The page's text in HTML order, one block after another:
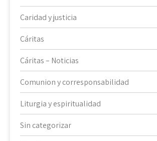
Caridad y justicia
Cáritas
Cáritas – Noticias
Comunion y corresponsabilidad
Liturgia y espiritualidad
Sin categorizar